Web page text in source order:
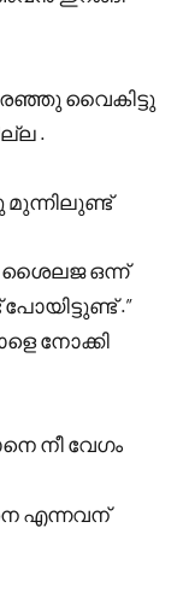
വൈകിട്ടു
.
മുന്നിലുണ്ട്
ശൈലജ ഒന്ന്
.”
നോക്കി
നീ വേഗം
എന്നവന്